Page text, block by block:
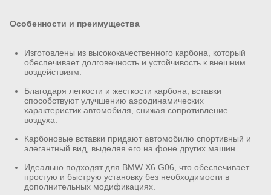
Особенности и преимущества
Изготовлены из высококачественного карбона, который
обеспечивает долговечность и устойчивость к внешним
воздействиям.
Благодаря легкости и жесткости карбона, вставки
способствуют улучшению аэродинамических
характеристик автомобиля, снижая сопротивление
воздуха.
Карбоновые вставки придают автомобилю спортивный и
элегантный вид, выделяя его на фоне других машин.
Идеально подходят для BMW X6 G06, что обеспечивает
простую и быструю установку без необходимости в
дополнительных модификациях.